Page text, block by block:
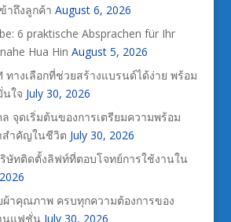
าถึงลูกค้า August 6, 2026
6 praktische Absprachen für Ihr
Hua Hin August 5, 2026
ทางเลือกที่ช่วยสร้างแบรนด์ได้ง่าย พร้อม
นใจ July 30, 2026
จุดเริ่มต้นของการเตรียมความพร้อม
สำคัญในชีวิต July 30, 2026
ษัทติดตั้งลิฟท์ที่ตอบโจทย์การใช้งานใน
ผ้าคุณภาพ ครบทุกความต้องการของ
นแฟชั่น July 30, 2026